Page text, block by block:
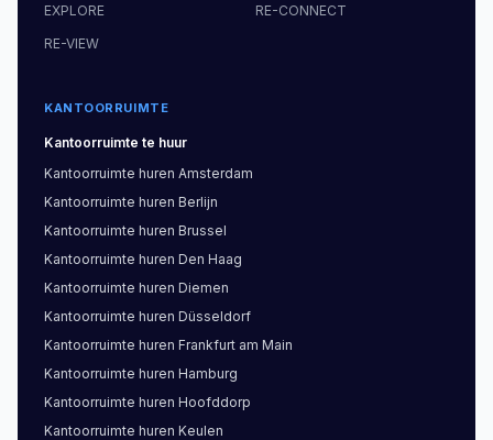
EXPLORE
RE-CONNECT
RE-VIEW
KANTOORRUIMTE
Kantoorruimte te huur
Kantoorruimte huren Amsterdam
Kantoorruimte huren Berlijn
Kantoorruimte huren Brussel
Kantoorruimte huren Den Haag
Kantoorruimte huren Diemen
Kantoorruimte huren Düsseldorf
Kantoorruimte huren Frankfurt am Main
Kantoorruimte huren Hamburg
Kantoorruimte huren Hoofddorp
Kantoorruimte huren Keulen